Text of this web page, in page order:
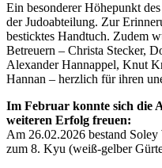
Ein besonderer Höhepunkt
der Judoabteilung. Zur
besticktes Handtuch. Zudem
Betreuern – Christa Stecker,
Alexander Hannappel, Knut
Hannan – herzlich für ihren
Im Februar konnte sich die
weiteren Erfolg freuen:
Am 26.02.2026 bestand
zum 8. Kyu (weiß-gelber